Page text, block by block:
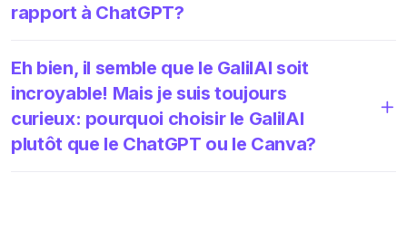
rapport à ChatGPT?
Eh bien, il semble que le GalilAI soit
incroyable! Mais je suis toujours
curieux: pourquoi choisir le GalilAI
plutôt que le ChatGPT ou le Canva?